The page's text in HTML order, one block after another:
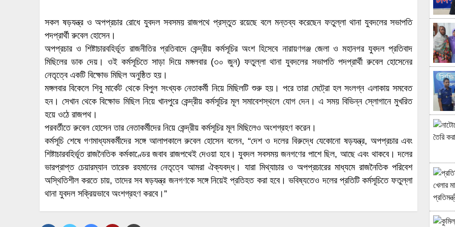
সকল ষড়যন্ত্র ও অপপ্রচার রোধে যুবদল সবসময় রাজপথে প্রস্তুত রয়েছে বলে মন্তব্য করেছেন ফতুল্লা থানা যুবদলের সভাপতি
পদপ্রার্থী রুবেল হোসেন।
অপপ্রচার ও শিষ্টাচারবহির্ভূত রাজনীতির প্রতিবাদে কেন্দ্রীয় কর্মসূচির অংশ হিসেবে নারায়ণগঞ্জ জেলা ও মহানগর যুবদল প্রতিবাদ
মিছিলের ডাক দেয়। ওই কর্মসূচিতে সাড়া দিয়ে মঙ্গলবার (৩০ জুন) ফতুল্লা থানা যুবদলের সভাপতি পদপ্রার্থী রুবেল হোসেনের
নেতৃত্বে একটি বিক্ষোভ মিছিল অনুষ্ঠিত হয়।
মঙ্গলবার বিকেলে শিবু মার্কেট থেকে বিপুল সংখ্যক নেতাকর্মী নিয়ে মিছিলটি শুরু হয়। পরে তারা মেট্রো হল সংলগ্ন এলাকায় সমবেত
হন। সেখান থেকে বিক্ষোভ মিছিল নিয়ে খানপুরে কেন্দ্রীয় কর্মসূচির মূল সমাবেশস্থলে যোগ দেন। এ সময় বিভিন্ন স্লোগানে মুখরিত
হয়ে ওঠে রাজপথ।
পরবর্তীতে রুবেল হোসেন তার নেতাকর্মীদের নিয়ে কেন্দ্রীয় কর্মসূচির মূল মিছিলেও অংশগ্রহণ করেন।
কর্মসূচি শেষে গণমাধ্যমকর্মীদের সঙ্গে আলাপকালে রুবেল হোসেন বলেন, “দেশ ও দলের বিরুদ্ধে যেকোনো ষড়যন্ত্র, অপপ্রচার এবং
শিষ্টাচারবহির্ভূত রাজনৈতিক কর্মকাণ্ডের জবাব রাজপথেই দেওয়া হবে। যুবদল সবসময় জনগণের পাশে ছিল, আছে এবং থাকবে। দলের
ভারপ্রাপ্ত চেয়ারম্যান তারেক রহমানের নেতৃত্বে আমরা ঐক্যবদ্ধ। যারা মিথ্যাচার ও অপপ্রচারের মাধ্যমে রাজনৈতিক পরিবেশ
অস্থিতিশীল করতে চায়, তাদের সব ষড়যন্ত্র জনগণকে সঙ্গে নিয়েই প্রতিহত করা হবে। ভবিষ্যতেও দলের প্রতিটি কর্মসূচিতে ফতুল্লা
থানা যুবদল সক্রিয়ভাবে অংশগ্রহণ করবে।”